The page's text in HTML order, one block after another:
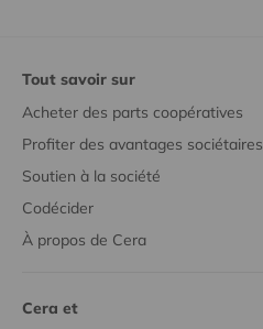
Tout savoir sur
Acheter des parts coopératives
Profiter des avantages sociétaires
Soutien à la société
Codécider
À propos de Cera
Cera et